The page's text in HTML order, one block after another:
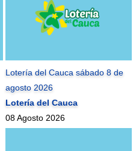
Lotería del Cauca sábado 8 de
agosto 2026
Lotería del Cauca
08 Agosto 2026